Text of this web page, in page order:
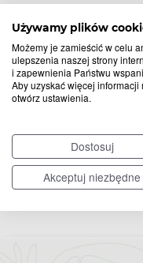
Używamy plików
Możemy je zamieścić w celu
ulepszenia naszej strony
i zapewnienia Państwu
Aby uzyskać więcej informacji
otwórz ustawienia.
Dostosuj
Akceptuj niezbędne